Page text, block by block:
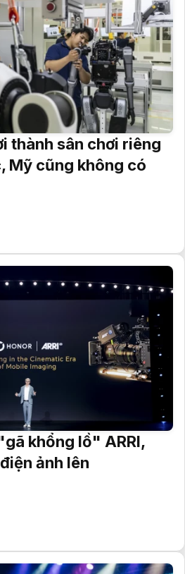
thành sân chơi riêng
Mỹ cũng không có
khổng lồ" ARRI,
ảnh lên